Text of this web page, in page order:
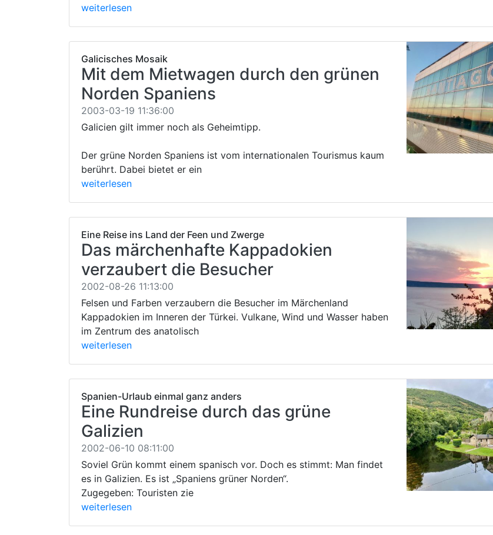
weiterlesen
Galicisches Mosaik
Mit dem Mietwagen durch den grünen
Norden Spaniens
2003-03-19 11:36:00
Galicien gilt immer noch als Geheimtipp.
Der grüne Norden Spaniens ist vom internationalen Tourismus kaum
berührt. Dabei bietet er ein
weiterlesen
Eine Reise ins Land der Feen und Zwerge
Das märchenhafte Kappadokien
verzaubert die Besucher
2002-08-26 11:13:00
Felsen und Farben verzaubern die Besucher im Märchenland
Kappadokien im Inneren der Türkei. Vulkane, Wind und Wasser haben
im Zentrum des anatolisch
weiterlesen
Spanien-Urlaub einmal ganz anders
Eine Rundreise durch das grüne
Galizien
2002-06-10 08:11:00
Soviel Grün kommt einem spanisch vor. Doch es stimmt: Man findet
es in Galizien. Es ist „Spaniens grüner Norden“.
Zugegeben: Touristen zie
weiterlesen